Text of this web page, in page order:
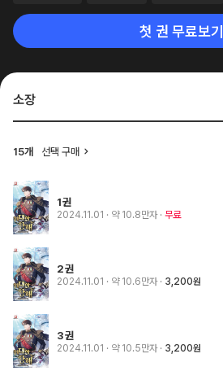
첫 권 무료보기
소장
15개 선택 구매
1권
2024.11.01 · 약 10.8만자 무료
2권
2024.11.01 · 약 10.6만자 3,200원
3권
2024.11.01 · 약 10.5만자 3,200원